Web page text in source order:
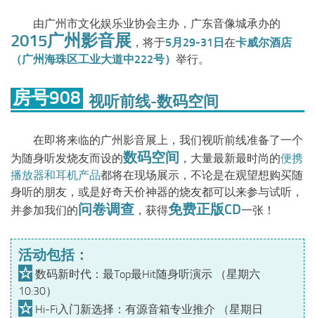
由广州市文化娱乐业协会主办，广东音像城承办的
2015广州影音展 ，将于5月29-31日在卡威尔酒店
（广州海珠区工业大道中222号） 举行。
房号908 视听前线-数码空间
在即将来临的广州影音展上，我们视听前线准备了一个
为随身听发烧友而设的数码空间 ，大量最新最时尚的便携
播放器和耳机产品都将在现场展示，不论是在观望想购买随
身听的朋友，或是好奇天价神器的烧友都可以来参与试听，
并参加我们的问卷调查 ，获得免费正版CD一张！
活动包括：
☆ 数码新时代： 最Top最Hit随身听演示 （星期六
10:30）
☆ Hi-Fi入门新选择：有源音箱专业推介 （星期日